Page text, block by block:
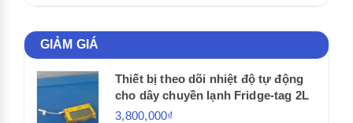
GIẢM GIÁ
Thiết bị theo dõi nhiệt độ tự động
cho dây chuyền lạnh Fridge-tag 2L
3,800,000₫